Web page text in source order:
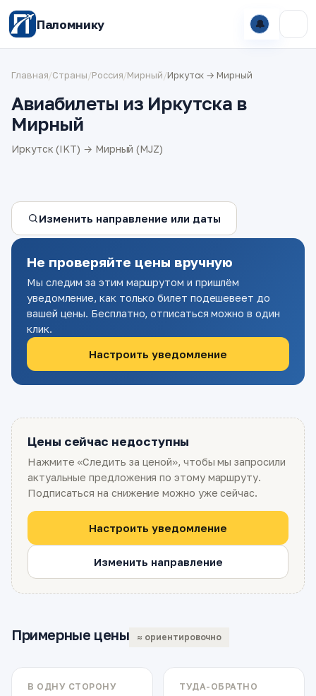
Паломнику 🔔
Главная/Страны/Россия/Мирный/Иркутск → Мирный
Авиабилеты из Иркутска в
Мирный
Иркутск (IKT) → Мирный (MJZ)
Изменить направление или даты
Не проверяйте цены вручную
Мы следим за этим маршрутом и пришлём
уведомление, как только билет подешевеет до
вашей цены. Бесплатно, отписаться можно в один
клик.
Настроить уведомление
Цены сейчас недоступны
Нажмите «Следить за ценой», чтобы мы запросили
актуальные предложения по этому маршруту.
Подписаться на снижение можно уже сейчас.
Настроить уведомление
Изменить направление
Примерные цены ≈ ориентировочно
В ОДНУ СТОРОНУ ТУДА-ОБРАТНО